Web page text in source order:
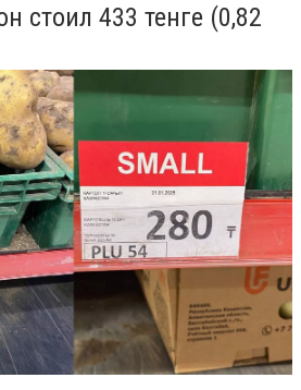
стоил 433 тенге (0,82